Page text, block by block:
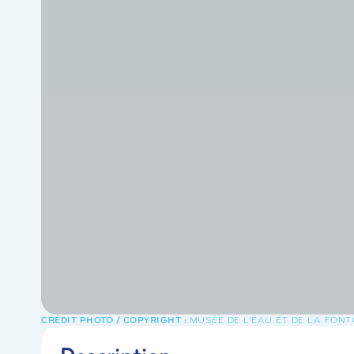
MUSÉE DE L'EAU ET DE LA